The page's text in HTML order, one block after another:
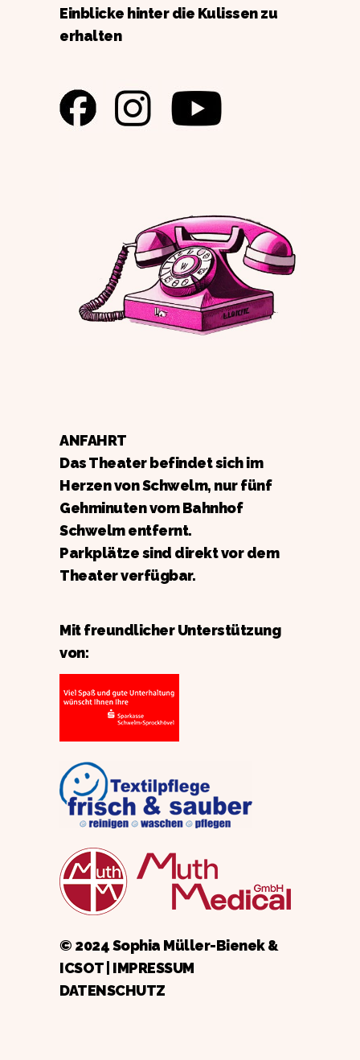
Einblicke hinter die Kulissen zu
erhalten
ANFAHRT
Das Theater befindet sich im
Herzen von Schwelm, nur fünf
Gehminuten vom Bahnhof
Schwelm entfernt.
Parkplätze sind direkt vor dem
Theater verfügbar.
Mit freundlicher Unterstützung
von:
© 2024 Sophia Müller-Bienek &
ICSOT| IMPRESSUM
DATENSCHUTZ